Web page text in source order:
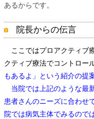
あるからです。
院長からの伝言
ここではプロアクティブ
クティブ療法でコントロー
もあるよ」という紹介の提
当院では上記のような最
患者さんのニーズに合わせ
院では病気主体でみるので